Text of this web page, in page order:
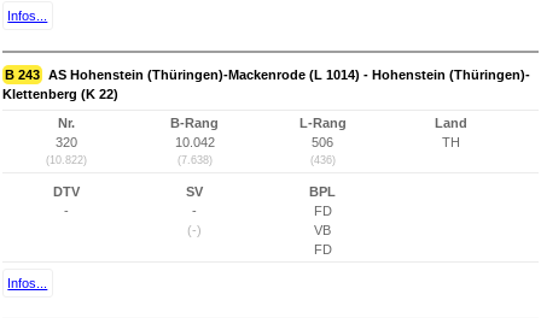
Infos...
B 243 AS Hohenstein (Thüringen)-Mackenrode (L 1014) - Hohenstein (Thüringen)-
Klettenberg (K 22)
Nr.
320
(10.822)
B-Rang
10.042
(7.638)
L-Rang
506
(436)
Land
TH
DTV
-
SV
-
(-)
BPL
FD
VB
FD
Infos...